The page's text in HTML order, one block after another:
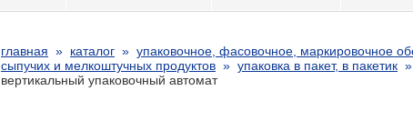
главная » каталог » упаковочное, фасовочное, маркировочное
сыпучих и мелкоштучных продуктов » упаковка в пакет, в пакетик
вертикальный упаковочный автомат